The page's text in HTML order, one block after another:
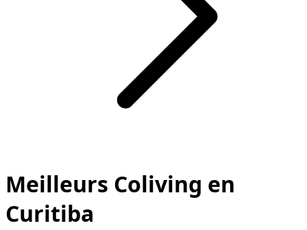
Meilleurs Coliving en
Curitiba